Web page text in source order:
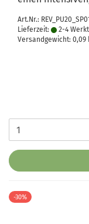
Art.Nr.: REV_PU20_SP01
Lieferzeit:
2-4
Versandgewicht: 0,09
-30%